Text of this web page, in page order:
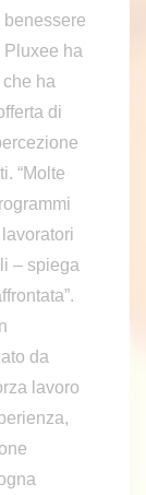
Pluxee ha
ha
di
“Molte
– spiega
da
lavoro